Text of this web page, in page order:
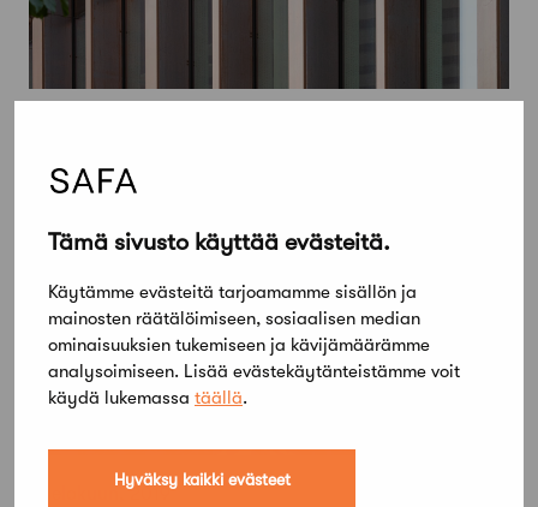
Tämä sivusto käyttää evästeitä.
Käytämme evästeitä tarjoamamme sisällön ja
mainosten räätälöimiseen, sosiaalisen median
ominaisuuksien tukemiseen ja kävijämäärämme
analysoimiseen. Lisää evästekäytänteistämme voit
käydä lukemassa täällä.
Hyväksy kaikki evästeet
19 elokuun, 2019